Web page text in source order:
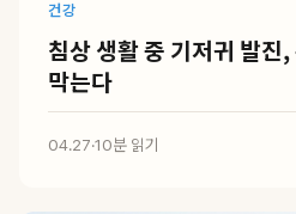
건강
침상 생활 중 기저귀 발진
막는다
04.27·10분 읽기